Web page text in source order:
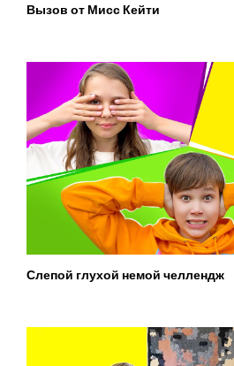
Вызов от Мисс Кейти
Слепой глухой немой челлендж